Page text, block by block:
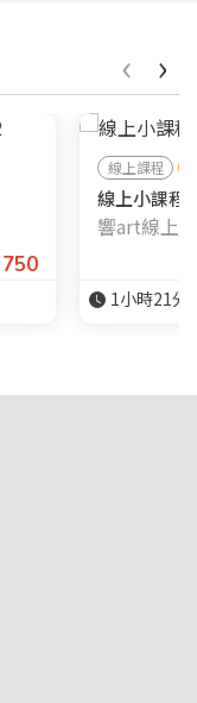
750
線上課程
線上小課程
響art線上
1小時21分
‹ ›